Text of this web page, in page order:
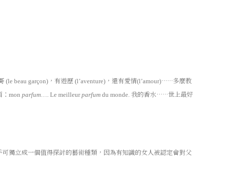
(le beau garçon) ，有遊歷 (l’aventure) ，還有愛情(l’amour)……多麼教
mon parfum…. Le meilleurparfum du monde. 我的香水……世上最好
獨立成一個值得探討的藝術種類，因為有知識的女人被認定會對父